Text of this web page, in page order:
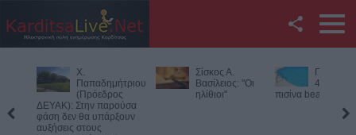
Twitter
Χ.
Παπαδημήτριου
(Πρόεδρος
ΔΕΥΑΚ): Στην παρούσα
φάση δεν θα υπάρξουν
αυξήσεις στους
Σίσκος Α.
Βασίλειος: "Οι
ηλίθιοι"
Πάρος:
4χρονο
πισίνα beach bar